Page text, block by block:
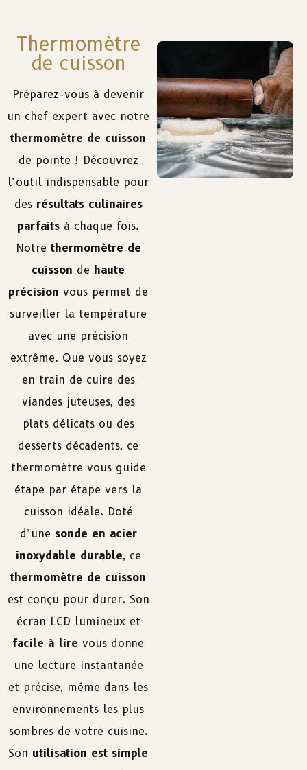
Thermomètre
de cuisson
Préparez-vous à devenir
un chef expert avec notre
thermomètre de cuisson
de pointe ! Découvrez
l’outil indispensable pour
des résultats culinaires
parfaits à chaque fois.
Notre thermomètre de
cuisson de haute
précision vous permet de
surveiller la température
avec une précision
extrême. Que vous soyez
en train de cuire des
viandes juteuses, des
plats délicats ou des
desserts décadents, ce
thermomètre vous guide
étape par étape vers la
cuisson idéale. Doté
d’une sonde en acier
inoxydable durable, ce
thermomètre de cuisson
est conçu pour durer. Son
écran LCD lumineux et
facile à lire vous donne
une lecture instantanée
et précise, même dans les
environnements les plus
sombres de votre cuisine.
Son utilisation est simple